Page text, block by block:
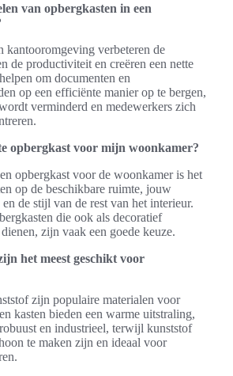
van opbergkasten in een
kantooromgeving verbeteren de
de productiviteit en creëren een nette
om documenten en
op een efficiënte manier op te bergen,
verminderd en medewerkers zich
opbergkast voor mijn woonkamer?
opbergkast voor de woonkamer is het
op de beschikbare ruimte, jouw
de stijl van de rest van het interieur.
die ook als decoratief
zijn vaak een goede keuze.
het meest geschikt voor
zijn populaire materialen voor
kasten bieden een warme uitstraling,
en industrieel, terwijl kunststof
te maken zijn en ideaal voor